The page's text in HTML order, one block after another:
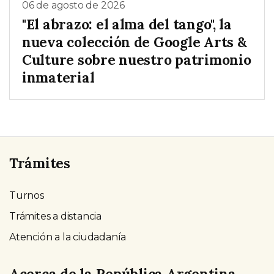
06 de agosto de 2026
"El abrazo: el alma del tango", la
nueva colección de Google Arts &
Culture sobre nuestro patrimonio
inmaterial
Trámites
Turnos
Trámites a distancia
Atención a la ciudadanía